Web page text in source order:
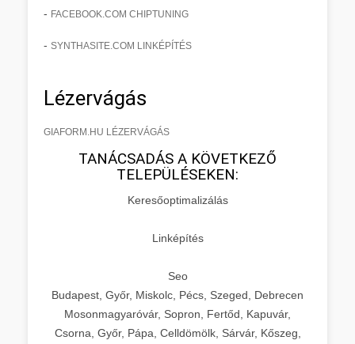
- FACEBOOK.COM CHIPTUNING
- SYNTHASITE.COM LINKÉPÍTÉS
Lézervágás
GIAFORM.HU LÉZERVÁGÁS
TANÁCSADÁS A KÖVETKEZŐ
TELEPÜLÉSEKEN:
Keresőoptimalizálás
Linképítés
Seo
Budapest, Győr, Miskolc, Pécs, Szeged, Debrecen
Mosonmagyaróvár, Sopron, Fertőd, Kapuvár,
Csorna, Győr, Pápa, Celldömölk, Sárvár, Kőszeg,